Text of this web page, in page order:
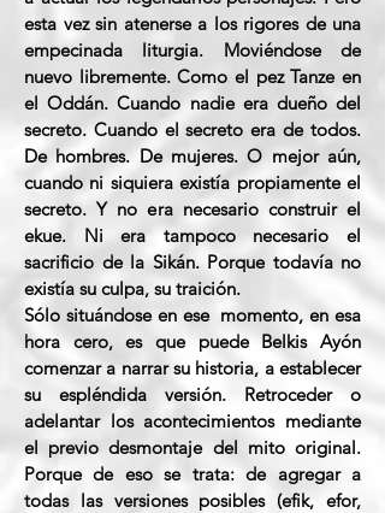
esta vez sin atenerse a los rigores de una
empecinada liturgia. Moviéndose de
nuevo libremente. Como el pez Tanze en
el Oddán. Cuando nadie era dueño del
secreto. Cuando el secreto era de todos.
De hombres. De mujeres. O mejor aún,
cuando ni siquiera existía propiamente el
secreto. Y no era necesario construir el
ekue. Ni era tampoco necesario el
sacrificio de la Sikán. Porque todavía no
existía su culpa, su traición.
Sólo situándose en ese momento, en esa
hora cero, es que puede Belkis Ayón
comenzar a narrar su historia, a establecer
su espléndida versión. Retroceder o
adelantar los acontecimientos mediante
el previo desmontaje del mito original.
Porque de eso se trata: de agregar a
todas las versiones posibles (efik, efor,